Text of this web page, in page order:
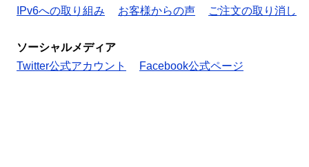
IPv6への取り組み
お客様からの声 ご注文の取り消し
ソーシャルメディア
Twitter公式アカウント
Facebook公式ページ